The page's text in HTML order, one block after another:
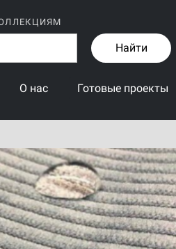
Найти
О нас Готовые проекты